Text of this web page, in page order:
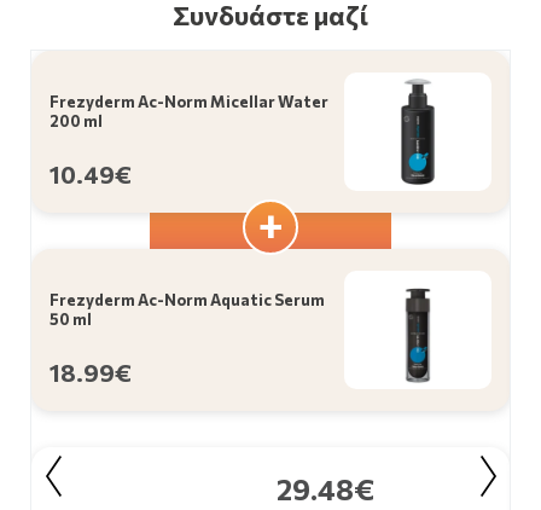
Συνδυάστε μαζί
Frezyderm Ac-Norm Micellar Water
200 ml
10.49€
Frezyderm Ac-Norm Aquatic Serum
50 ml
18.99€
29.48€